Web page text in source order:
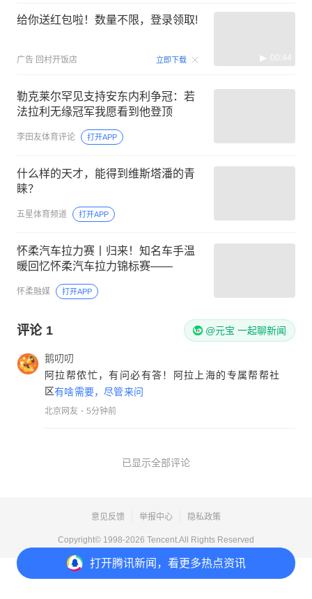
打开腾讯新闻，看更多热点资讯
给你送红包啦！数量不限，登录领取!
广告 回村开饭店 立即下载 00:44
勒克莱尔罕见支持安东内利争冠：若
法拉利无缘冠军我愿看到他登顶
李田友体育评论 打开APP
什么样的天才，能得到维斯塔潘的青
睐？
五星体育频道 打开APP
怀柔汽车拉力赛丨归来！知名车手温
暖回忆怀柔汽车拉力锦标赛——
怀柔融媒 打开APP
评论 1 @元宝 一起聊新闻
鹅叨叨
阿拉帮侬忙，有问必有答！阿拉上海的专属帮帮社
区有啥需要，尽管来问
北京网友 5分钟前
已显示全部评论
意见反馈 举报中心 隐私政策
Copyright© 1998-2026 Tencent.All Rights Reserved